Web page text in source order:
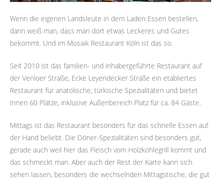
Wenn die eigenen Landsleute in dem Laden Essen bestellen,
dann weiß man, dass man dort etwas Leckeres und Gutes
bekommt. Und im Mosaik Restaurant Köln ist das so.
Seit 2010 ist das familien- und inhabergeführte Restaurant auf
der Venloer Straße, Ecke Leyendecker Straße ein etabliertes
Restaurant für anatolische, türkische Spezialitäten und bietet
Innen 60 Plätze, inklusive Außenbereich Platz für ca. 84 Gäste.
Mittags ist das Restaurant besonders für das schnelle Essen auf
der Hand beliebt. Die Döner-Spezialitäten sind besonders gut,
gerade auch weil hier das Fleisch vom Holzkohlegrill kommt und
das schmeckt man. Aber auch der Rest der Karte kann sich
sehen lassen, besonders die wechselnden Mittagstische, die gut